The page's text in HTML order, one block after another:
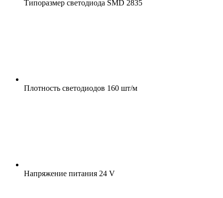
Типоразмер светодиода SMD 2835
Плотность светодиодов 160 шт/м
Напряжение питания 24 V